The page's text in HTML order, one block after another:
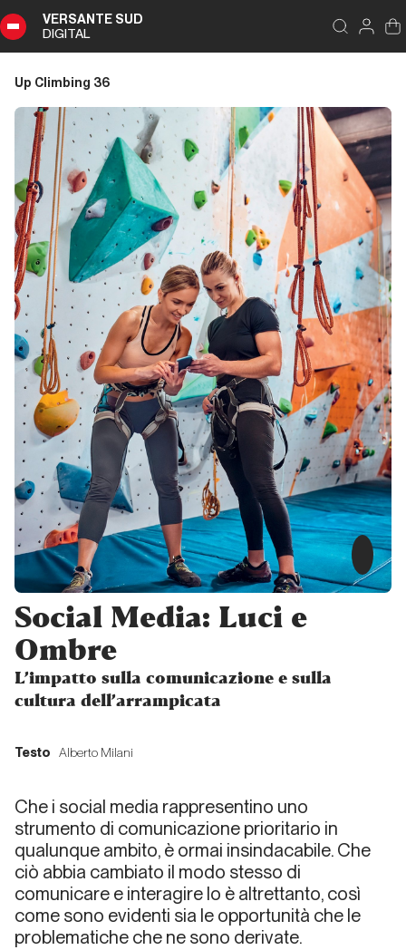
VERSANTE SUD
DIGITAL
Indice
Climbing
Sommario
Editoriale
Editoriale
Dalle
riviste… a
Instagram!
Dalla carta all'etere
L’assassinio
della
lontananza
Dalla carta all'etere
Cinquant’anni
stampata
Dalla carta all'etere
Alp
Dalla
all'etere
Social Media: Luci e
Ombre
L’impatto sulla comunicazione e sulla
cultura dell’arrampicata
DIGITAL
Up Climbing 36
Testo Alberto Milani
Che i social media rappresentino uno
strumento di comunicazione prioritario in
qualunque ambito, è ormai insindacabile. Che
ciò abbia cambiato il modo stesso di
comunicare e interagire lo è altrettanto, così
come sono evidenti sia le opportunità che le
problematiche che ne sono derivate.